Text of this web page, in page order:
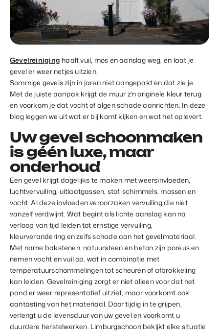
Gevelreiniging haalt vuil, mos en aanslag weg, en laat je
gevel er weer netjes uitzien.
Sommige gevels zijn in jaren niet aangepakt en dat zie je.
Met de juiste aanpak krijgt de muur z’n originele kleur terug
en voorkom je dat vocht of algen schade aanrichten. In deze
blog leggen we uit wat er bij komt kijken en wat het oplevert.
Uw gevel schoonmaken
is géén luxe, maar
onderhoud
Een gevel krijgt dagelijks te maken met weersinvloeden,
luchtvervuiling, uitlaatgassen, stof, schimmels, mossen en
vocht. Al deze invloeden veroorzaken vervuiling die niet
vanzelf verdwijnt. Wat begint als lichte aanslag kan na
verloop van tijd leiden tot ernstige vervuiling,
kleurverandering en zelfs schade aan het gevelmateriaal.
Met name bakstenen, natuursteen en beton zijn poreus en
nemen vocht en vuil op, wat in combinatie met
temperatuurschommelingen tot scheuren of afbrokkeling
kan leiden. Gevelreiniging zorgt er niet alleen voor dat het
pand er weer representatief uitziet, maar voorkomt ook
aantasting van het materiaal. Door tijdig in te grijpen,
verlengt u de levensduur van uw gevel en voorkomt u
duurdere herstelwerken. Limburgschoon bekijkt elke situatie